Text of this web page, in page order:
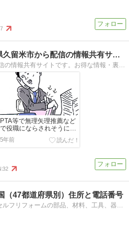
7
くるめいと | 福岡県久留米市から配信の情報共有サイトです。
PTA等で無理矢理推薦など
で役職にならされそうにな
ったら準備するテンプレー
ト
5年前
32
（47都道府県別）住所と電話番号